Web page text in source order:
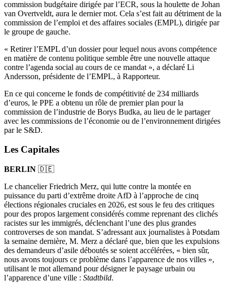
commission budgétaire dirigée par l’ECR, sous la houlette de Johan
van Overtveldt, aura le dernier mot. Cela s’est fait au détriment de la
commission de l’emploi et des affaires sociales (EMPL), dirigée par
le groupe de gauche.
« Retirer l’EMPL d’un dossier pour lequel nous avons compétence
en matière de contenu politique semble être une nouvelle attaque
contre l’agenda social au cours de ce mandat », a déclaré Li
Andersson, présidente de l’EMPL, à Rapporteur.
En ce qui concerne le fonds de compétitivité de 234 milliards
d’euros, le PPE a obtenu un rôle de premier plan pour la
commission de l’industrie de Borys Budka, au lieu de le partager
avec les commissions de l’économie ou de l’environnement dirigées
par le S&D.
Les Capitales
BERLIN 🇩🇪
Le chancelier Friedrich Merz, qui lutte contre la montée en
puissance du parti d’extrême droite AfD à l’approche de cinq
élections régionales cruciales en 2026, est sous le feu des critiques
pour des propos largement considérés comme reprenant des clichés
racistes sur les immigrés, déclenchant l’une des plus grandes
controverses de son mandat. S’adressant aux journalistes à Potsdam
la semaine dernière, M. Merz a déclaré que, bien que les expulsions
des demandeurs d’asile déboutés se soient accélérées, « bien sûr,
nous avons toujours ce problème dans l’apparence de nos villes »,
utilisant le mot allemand pour désigner le paysage urbain ou
l’apparence d’une ville : Stadtbild.